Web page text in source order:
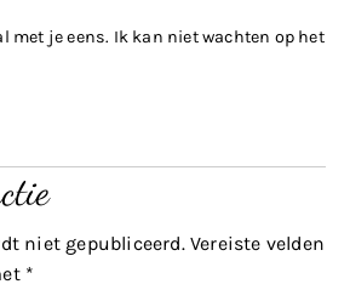
met je eens. Ik kan niet wachten op het
niet gepubliceerd. Vereiste velden
*